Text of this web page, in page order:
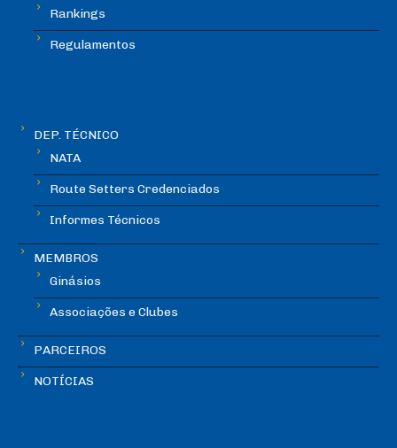
Rankings
Regulamentos
DEP. TÉCNICO
NATA
Route Setters Credenciados
Informes Técnicos
MEMBROS
Ginásios
Associações e Clubes
PARCEIROS
NOTÍCIAS